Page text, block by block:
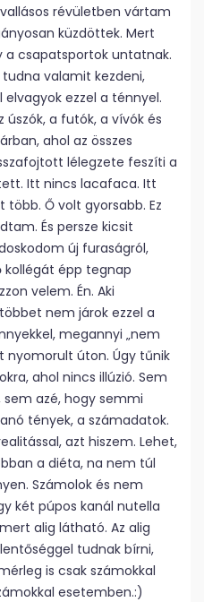
révületben vártam
küzdöttek. Mert
a csapatsportok untatnak.
tudna valamit kezdeni,
ezzel a ténnyel.
a futók, a vívók és
ahol az összes
lélegzete feszíti a
Itt nincs lacafaca. Itt
több. Ő volt gyorsabb. Ez
És persze kicsit
új furaságról,
épp tegnap
velem. Én. Aki
nem járok ezzel a
megannyi „nem
nyomorult úton. Úgy tűnik
ahol nincs illúzió. Sem
azé, hogy semmi
tények, a számadatok.
azt hiszem. Lehet,
a diéta, na nem túl
Számolok és nem
két púpos kanál nutella
alig látható. Az alig
tudnak bírni,
is csak számokkal
esetemben.:)